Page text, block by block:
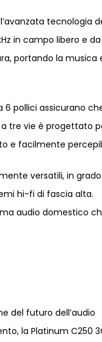
tecnologia
in campo libero e da
portando la musica
6 pollici assicurano
tre vie è progettato
e facilmente
versatili, in
hi-fi di fascia alta.
audio domestico
del futuro dell’audio
la Platinum C250